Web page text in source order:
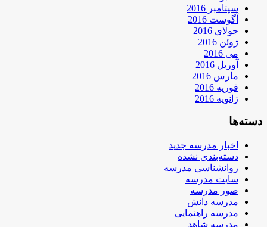
سپتامبر 2016
آگوست 2016
جولای 2016
ژوئن 2016
می 2016
آوریل 2016
مارس 2016
فوریه 2016
ژانویه 2016
دسته‌ها
اخبار مدرسه جدید
دسته‌بندی نشده
روانشناسی مدرسه
سایت مدرسه
صور مدرسه
مدرسه دانش
مدرسه راهنمایی
مدرسه شاهد